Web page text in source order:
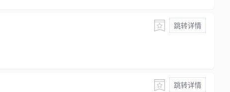
跳转详情
跳转详情